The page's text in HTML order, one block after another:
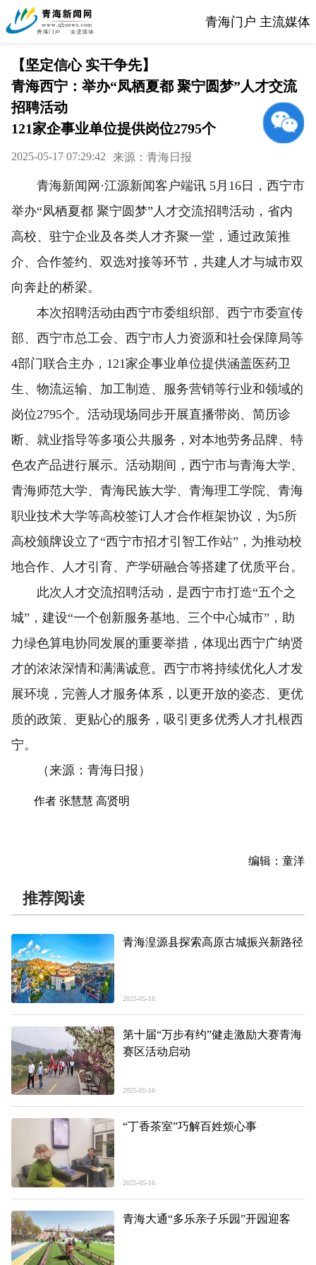
青海门户 主流媒体
【坚定信心 实干争先】
青海西宁：举办“凤栖夏都 聚宁圆梦”人才交流
招聘活动
121家企事业单位提供岗位2795个
2025-05-17 07:29:42 来源：青海日报
青海新闻网·江源新闻客户端讯 5月16日，西宁市
举办“凤栖夏都 聚宁圆梦”人才交流招聘活动，省内
高校、驻宁企业及各类人才齐聚一堂，通过政策推
介、合作签约、双选对接等环节，共建人才与城市双
向奔赴的桥梁。
本次招聘活动由西宁市委组织部、西宁市委宣传
部、西宁市总工会、西宁市人力资源和社会保障局等
4部门联合主办，121家企事业单位提供涵盖医药卫
生、物流运输、加工制造、服务营销等行业和领域的
岗位2795个。活动现场同步开展直播带岗、简历诊
断、就业指导等多项公共服务，对本地劳务品牌、特
色农产品进行展示。活动期间，西宁市与青海大学、
青海师范大学、青海民族大学、青海理工学院、青海
职业技术大学等高校签订人才合作框架协议，为5所
高校颁牌设立了“西宁市招才引智工作站”，为推动校
地合作、人才引育、产学研融合等搭建了优质平台。
此次人才交流招聘活动，是西宁市打造“五个之
城”，建设“一个创新服务基地、三个中心城市”，助
力绿色算电协同发展的重要举措，体现出西宁广纳贤
才的浓浓深情和满满诚意。西宁市将持续优化人才发
展环境，完善人才服务体系，以更开放的姿态、更优
质的政策、更贴心的服务，吸引更多优秀人才扎根西
宁。
（来源：青海日报）
作者 张慧慧 高贤明
编辑：童洋
推荐阅读
青海湟源县探索高原古城振兴新路径
2025-05-16
第十届“万步有约”健走激励大赛青海
赛区活动启动
2025-05-16
“丁香茶室”巧解百姓烦心事
2025-05-16
青海大通“多乐亲子乐园”开园迎客